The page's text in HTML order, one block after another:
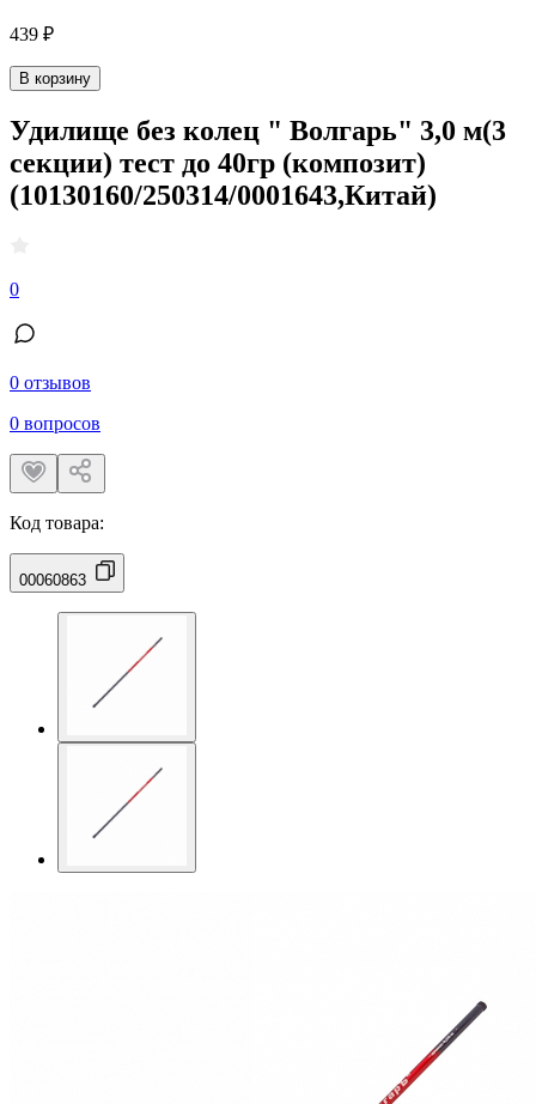
439 ₽
В корзину
Удилище без колец " Волгарь" 3,0 м(3
секции) тест до 40гр (композит)
(10130160/250314/0001643,Китай)
0
0 отзывов
0 вопросов
Код товара:
00060863